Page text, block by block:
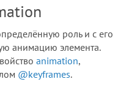
роль и с его
анимацию элемента.
animation,
@keyframes.